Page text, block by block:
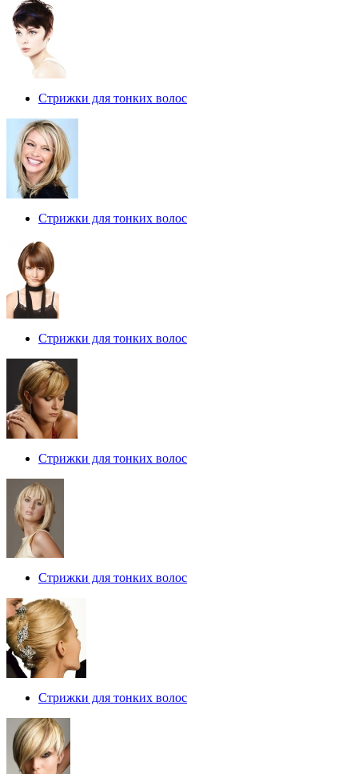
Стрижки для тонких волос
Стрижки для тонких волос
Стрижки для тонких волос
Стрижки для тонких волос
Стрижки для тонких волос
Стрижки для тонких волос